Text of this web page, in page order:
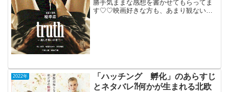
勝手気ままな感想を書かせてもらってま
す♡♡映画好きな方も、あまり観ない方
2022年
「ハッチング 孵化」のあらすじ
とネタバレ⁈何かが生まれる北欧